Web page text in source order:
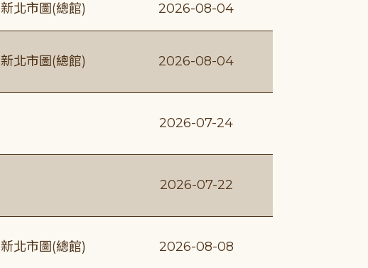
新北市圖(總館) 2026-08-04
新北市圖(總館) 2026-08-04
2026-07-24
2026-07-22
新北市圖(總館) 2026-08-08